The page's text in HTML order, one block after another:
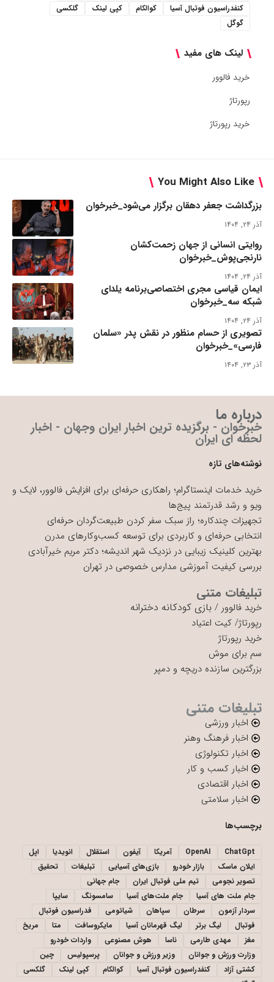
کنفدراسیون فوتبال آسیا
کوالکام کپی لینک
گلکسی
گوگل
لینک های مفید
خرید فالوور
رپورتاژ
خرید رپورتاژ
You Might Also Like
بزرگداشت جعفر دهقان برگزار می‌شود_خبرخوان
آذر ۲۴, ۱۴۰۴
روایتی انسانی از جهان زحمت‌کشان
نارنجی‌پوش_خبرخوان
آذر ۲۴, ۱۴۰۴
ایمان قیاسی مجری اختصاصی‌برنامه یلدای
شبکه سه_خبرخوان
آذر ۲۴, ۱۴۰۴
تصویری از حسام منظور در نقش پدر «سلمان
فارسی»_خبرخوان
آذر ۲۳, ۱۴۰۴
درباره ما
خبرخوان - برگزیده ترین اخبار ایران وجهان - اخبار
لحظه ای ایران
نوشته‌های تازه
خرید خدمات اینستاگرام؛ راهکاری حرفه‌ای برای افزایش فالوور، لایک و
ویو و رشد قدرتمند پیج‌ها
تجهیزات چندکاره؛ راز سبک سفر کردن طبیعت‌گردان حرفه‌ای
انتخابی حرفه‌ای و کاربردی برای توسعه کسب‌وکارهای مدرن
بهترین کلینیک زیبایی در نزدیک شهر اندیشه؛ دکتر مریم خیرآبادی
بررسی کیفیت آموزشی مدارس خصوصی در تهران
تبلیغات متنی
خرید فالوور / بازی کودکانه دخترانه
رپورتاژ/ کیت اعتیاد
خرید رپورتاژ
سم برای موش
بزرگترین سازنده دریچه و دمپر
تبلیغات متنی
اخبار ورزشی
اخبار فرهنگ وهنر
اخبار تکنولوژی
اخبار کسب و کار
اخبار اقتصادی
اخبار سلامتی
برچسب‌ها
ChatGpt
OpenAI آمریکا آیفون استقلال انویدیا
اپل
ایلان ماسک
بازار خودرو بازی‌های آسیایی تبلیغات
تحقیق
تصویر نجومی
تیم ملی فوتبال ایران
جام جهانی
جام ملت های آسیا
جام ملت‌های آسیا سامسونگ
سایپا
سردار آزمون
سرطان سپاهان شیائومی
فدراسیون فوتبال
فوتبال
لیگ برتر لیگ قهرمانان آسیا مایکروسافت متا
مریخ
مغز
مهدی طارمی ناسا هوش مصنوعی
واردات خودرو
وزارت ورزش و جوانان
وزیر ورزش و جوانان پرسپولیس
چین
کشتی آزاد
کنفدراسیون فوتبال آسیا کوالکام کپی لینک
گلکسی